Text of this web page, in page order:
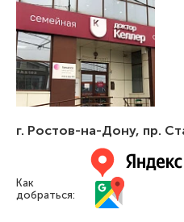
г. Ростов-на-Дону, пр.
Как
добраться: